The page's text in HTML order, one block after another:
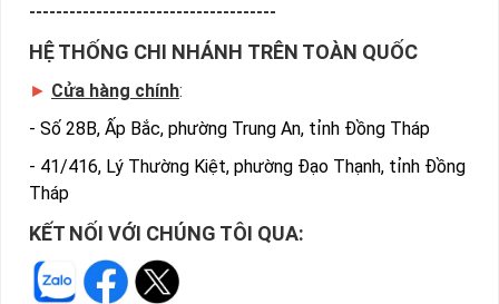
-------------------------------------
HỆ THỐNG CHI NHÁNH TRÊN TOÀN QUỐC
► Cửa hàng chính:
- Số 28B, Ấp Bắc, phường Trung An, tỉnh Đồng Tháp
- 41/416, Lý Thường Kiệt, phường Đạo Thạnh, tỉnh Đồng
Tháp
KẾT NỐI VỚI CHÚNG TÔI QUA: